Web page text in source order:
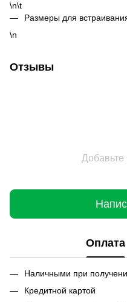
\n\t
Размеры для
\n
Отзывы
Оплата
Наличными при
Кредитной картой